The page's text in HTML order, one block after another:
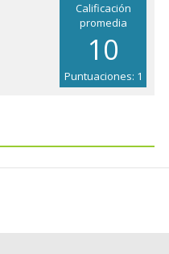
Calificación
promedia
10
Puntuaciones: 1